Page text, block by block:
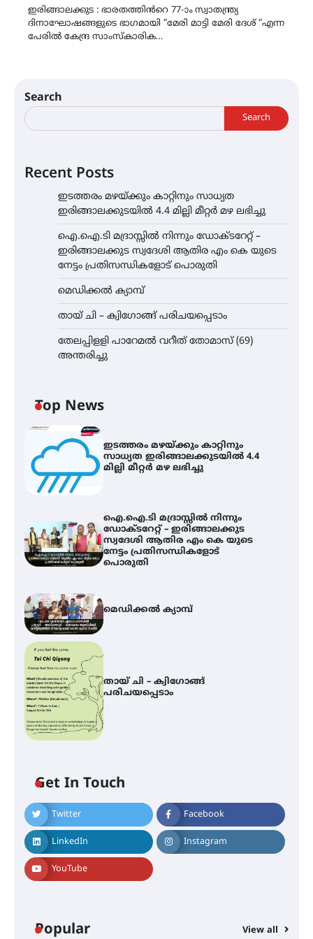
ഇരിങ്ങാലക്കുട : ഭാരതത്തിൻറെ 77-ാം സ്വാതന്ത്ര്യ
ദിനാഘോഷങ്ങളുടെ ഭാഗമായി “മേരി മാട്ടി മേരി ദേശ് “എന്ന
പേരിൽ കേന്ദ്ര സാംസ്കാരിക…
Search
Search
Recent Posts
ഇടത്തരം മഴയ്ക്കും കാറ്റിനും സാധ്യത
ഇരിങ്ങാലക്കുടയിൽ 4.4 മില്ലി മീറ്റർ മഴ ലഭിച്ചു
ഐ.ഐ.ടി മദ്രാസ്സിൽ നിന്നും ഡോക്ടറേറ്റ് –
ഇരിങ്ങാലക്കുട സ്വദേശി ആതിര എം കെ യുടെ
നേട്ടം പ്രതിസന്ധികളോട് പൊരുതി
മെഡിക്കൽ ക്യാമ്പ്
തായ് ചി – ക്വിഗോങ്ങ് പരിചയപ്പെടാം
തേലപ്പിളളി പാറേമൽ വറീത് തോമാസ് (69)
അന്തരിച്ചു
Top News
ഇടത്തരം മഴയ്ക്കും കാറ്റിനും
സാധ്യത ഇരിങ്ങാലക്കുടയിൽ 4.4
മില്ലി മീറ്റർ മഴ ലഭിച്ചു
ഐ.ഐ.ടി മദ്രാസ്സിൽ നിന്നും
ഡോക്ടറേറ്റ് – ഇരിങ്ങാലക്കുട
സ്വദേശി ആതിര എം കെ യുടെ
നേട്ടം പ്രതിസന്ധികളോട്
പൊരുതി
മെഡിക്കൽ ക്യാമ്പ്
തായ് ചി – ക്വിഗോങ്ങ്
പരിചയപ്പെടാം
Get In Touch
Twitter Facebook
LinkedIn Instagram
YouTube
Popular View all
ഐ.ഐ.ടി മദ്രാസ്സിൽ നിന്നും
ഡോക്ടറേറ്റ് – ഇരിങ്ങാലക്കുട
സ്വദേശി ആതിര എം കെ യുടെ
നേട്ടം പ്രതിസന്ധികളോട് പൊരുതി